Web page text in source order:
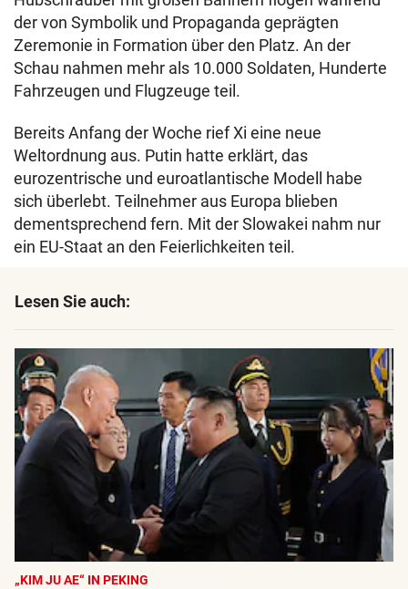
der von Symbolik und Propaganda geprägten
Zeremonie in Formation über den Platz. An der
Schau nahmen mehr als 10.000 Soldaten, Hunderte
Fahrzeugen und Flugzeuge teil.
Bereits Anfang der Woche rief Xi eine neue
Weltordnung aus. Putin hatte erklärt, das
eurozentrische und euroatlantische Modell habe
sich überlebt. Teilnehmer aus Europa blieben
dementsprechend fern. Mit der Slowakei nahm nur
ein EU-Staat an den Feierlichkeiten teil.
Lesen Sie auch:
„KIM JU AE“ IN PEKING